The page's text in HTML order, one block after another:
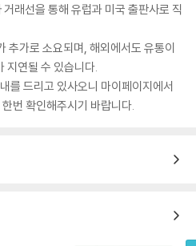
래선을 통해 유럽과 미국 출판사로 직
추가로 소요되며, 해외에서도 유통이
지연될 수 있습니다.
를 드리고 있사오니 마이페이지에서
번 확인해주시기 바랍니다.